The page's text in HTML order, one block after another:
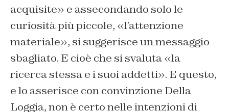
acquisite» e assecondando solo le
curiosità più piccole, «l’attenzione
materiale», si suggerisce un messaggio
sbagliato. E cioè che si svaluta «la
ricerca stessa e i suoi addetti». E questo,
e lo asserisce con convinzione Della
Loggia, non è certo nelle intenzioni di